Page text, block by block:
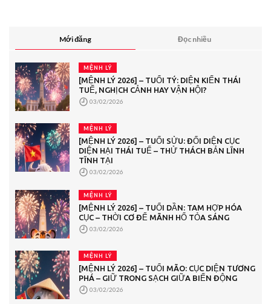
Mới đăng Đọc nhiều
MỆNH LÝ
[MỆNH LÝ 2026] – TUỔI TÝ: DIỆN KIẾN THÁI
TUẾ, NGHỊCH CẢNH HAY VẬN HỘI?
03/02/2026
MỆNH LÝ
[MỆNH LÝ 2026] – TUỔI SỬU: ĐỐI DIỆN CỤC
DIỆN HẠI THÁI TUẾ – THỬ THÁCH BẢN LĨNH
TĨNH TẠI
03/02/2026
MỆNH LÝ
[MỆNH LÝ 2026] – TUỔI DẦN: TAM HỢP HÓA
CỤC – THỜI CƠ ĐỂ MÃNH HỔ TỎA SÁNG
03/02/2026
MỆNH LÝ
[MỆNH LÝ 2026] – TUỔI MÃO: CỤC DIỆN TƯƠNG
PHÁ – GIỮ TRONG SẠCH GIỮA BIẾN ĐỘNG
03/02/2026